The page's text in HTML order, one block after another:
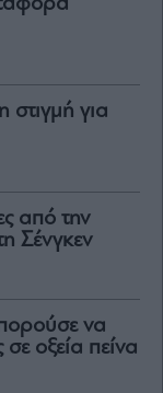
στιγμή για
από την
Σένγκεν
να
οξεία πείνα